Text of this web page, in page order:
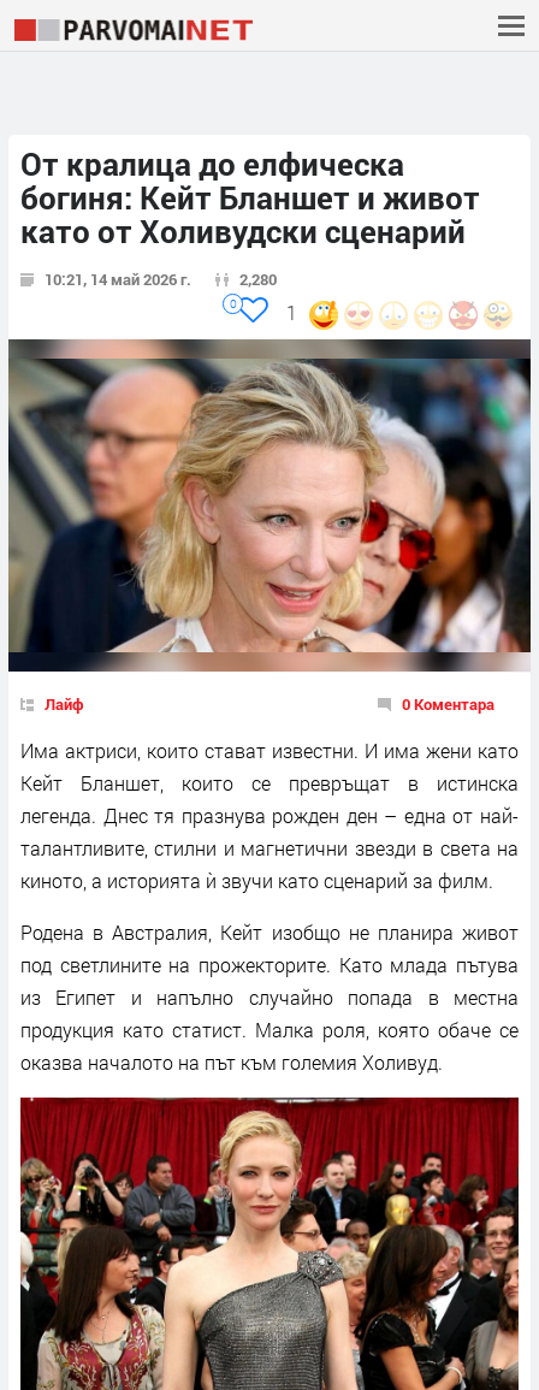
От кралица до елфическа
богиня: Кейт Бланшет и живот
като от Холивудски сценарий
10:21, 14 май 2026 г. 2,280
1
0
Лайф 0 Коментара
Има актриси, които стават известни. И има жени като
Кейт Бланшет, които се превръщат в истинска
легенда. Днес тя празнува рожден ден – една от най-
талантливите, стилни и магнетични звезди в света на
киното, а историята ѝ звучи като сценарий за филм.
Родена в Австралия, Кейт изобщо не планира живот
под светлините на прожекторите. Като млада пътува
из Египет и напълно случайно попада в местна
продукция като статист. Малка роля, която обаче се
оказва началото на път към големия Холивуд.